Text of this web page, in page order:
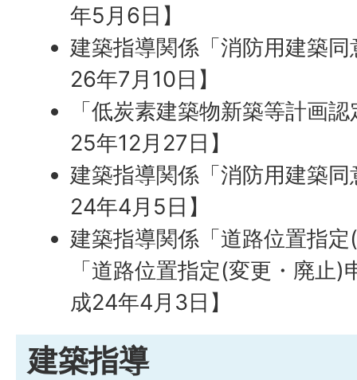
年5月6日】
建築指導関係「消防用建築
26年7月10日】
「低炭素建築物新築等計画
25年12月27日】
建築指導関係「消防用建築
24年4月5日】
建築指導関係「道路位置指
「道路位置指定(変更・廃止
成24年4月3日】
建築指導